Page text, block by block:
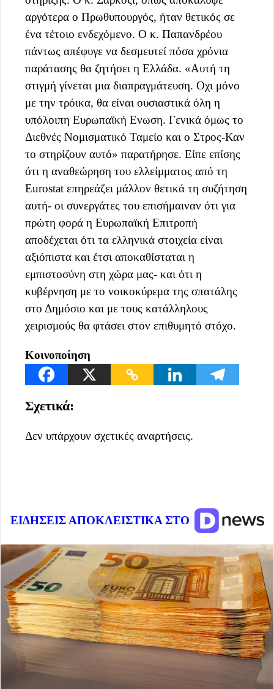
αργότερα ο Πρωθυπουργός, ήταν θετικός σε
ένα τέτοιο ενδεχόμενο. Ο κ. Παπανδρέου
πάντως απέφυγε να δεσμευτεί πόσα χρόνια
παράτασης θα ζητήσει η Ελλάδα. «Αυτή τη
στιγμή γίνεται μια διαπραγμάτευση. Οχι μόνο
με την τρόικα, θα είναι ουσιαστικά όλη η
υπόλοιπη Ευρωπαϊκή Ενωση. Γενικά όμως το
Διεθνές Νομισματικό Ταμείο και ο Στρος-Καν
το στηρίζουν αυτό» παρατήρησε. Είπε επίσης
ότι η αναθεώρηση του ελλείμματος από τη
Εurostat επηρεάζει μάλλον θετικά τη συζήτηση
αυτή- οι συνεργάτες του επισήμαιναν ότι για
πρώτη φορά η Ευρωπαϊκή Επιτροπή
αποδέχεται ότι τα ελληνικά στοιχεία είναι
αξιόπιστα και έτσι αποκαθίσταται η
εμπιστοσύνη στη χώρα μας- και ότι η
κυβέρνηση με το νοικοκύρεμα της σπατάλης
στο Δημόσιο και με τους κατάλληλους
χειρισμούς θα φτάσει στον επιθυμητό στόχο.
Κοινοποίηση
Σχετικά:
Δεν υπάρχουν σχετικές αναρτήσεις.
ΕΙΔΗΣΕΙΣ ΑΠΟΚΛΕΙΣΤΙΚΑ ΣΤΟ